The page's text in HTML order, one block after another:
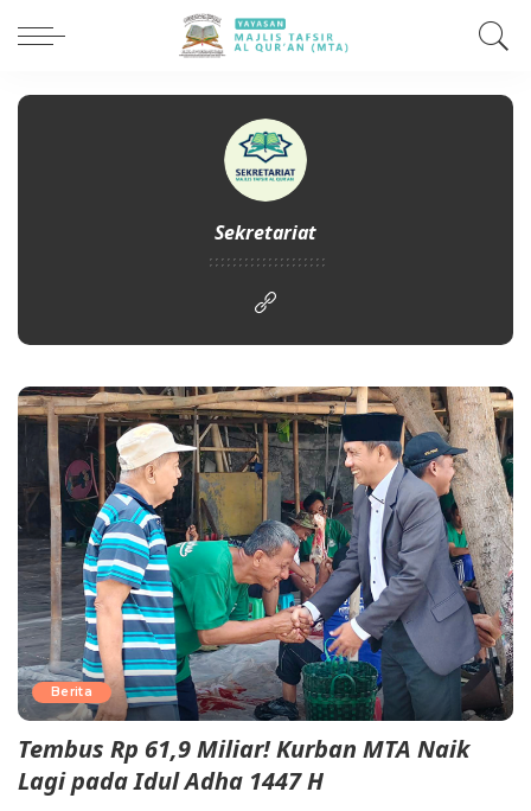
Sekretariat
Berita
Tembus Rp 61,9 Miliar! Kurban MTA Naik
Lagi pada Idul Adha 1447 H